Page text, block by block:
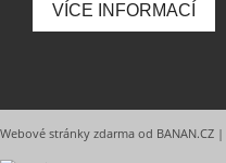
VÍCE INFORMACÍ
Webové stránky zdarma od BANAN.CZ |